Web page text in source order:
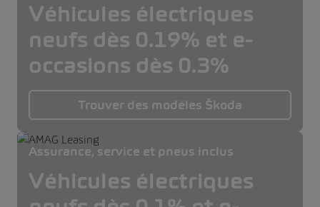
Véhicules électriques
neufs dès 0.19% et e-
occasions dès 0.3%
Trouver des modèles Škoda
Assurance, service et pneus inclus
Véhicules électriques